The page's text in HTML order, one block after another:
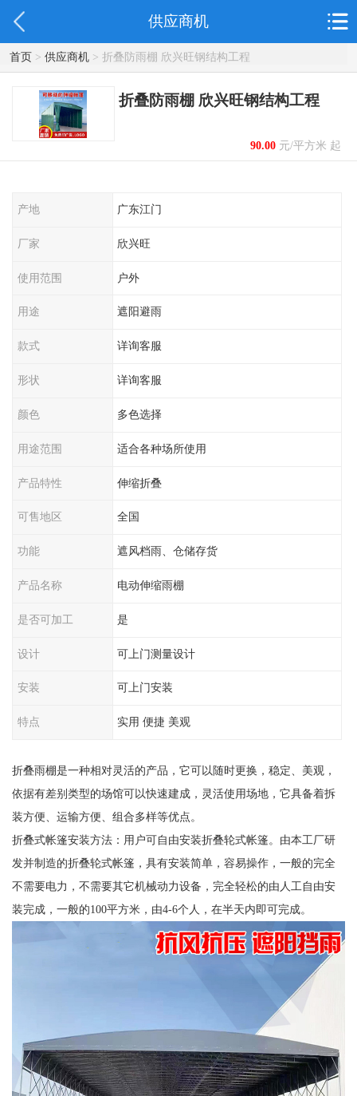
供应商机
首页> 供应商机> 折叠防雨棚 欣兴旺钢结构工程
折叠防雨棚 欣兴旺钢结构工程
90.00元/平方米 起
产地 广东江门
厂家 欣兴旺
使用范围 户外
用途 遮阳避雨
款式 详询客服
形状 详询客服
颜色 多色选择
用途范围 适合各种场所使用
产品特性 伸缩折叠
可售地区 全国
功能 遮风档雨、仓储存货
产品名称 电动伸缩雨棚
是否可加工 是
设计 可上门测量设计
安装 可上门安装
特点 实用 便捷 美观
折叠雨棚是一种相对灵活的产品，它可以随时更换，稳定、美观，
依据有差别类型的场馆可以快速建成，灵活使用场地，它具备着拆
装方便、运输方便、组合多样等优点。
折叠式帐篷安装方法：用户可自由安装折叠轮式帐篷。由本工厂研
发并制造的折叠轮式帐篷，具有安装简单，容易操作，一般的完全
不需要电力，不需要其它机械动力设备，完全轻松的由人工自由安
装完成，一般的100平方米，由4-6个人，在半天内即可完成。